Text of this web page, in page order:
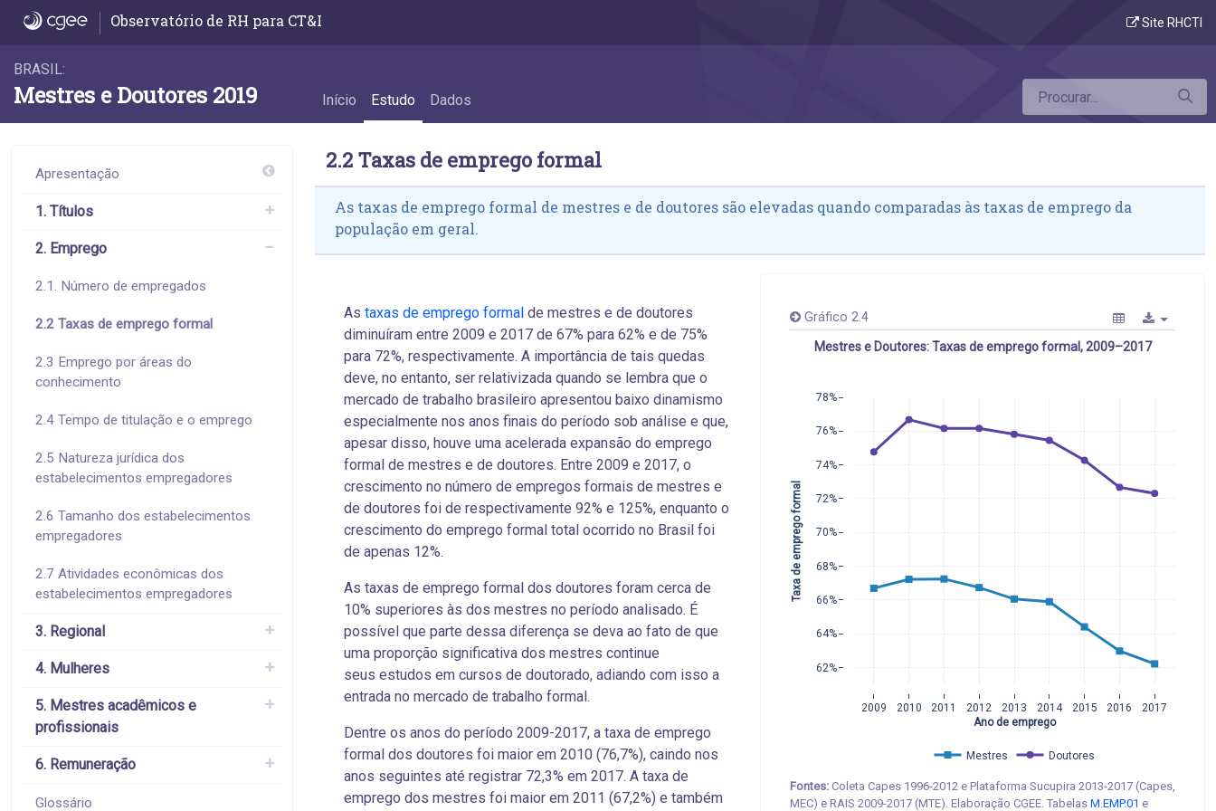
2.2 Taxas de emprego formal - 2.2 Taxas de emprego formal
Observatório de RH para CT&I Site RHCTI
BRASIL:
Mestres e Doutores 2019 Início Estudo Dados
Apresentação
1. Títulos
2. Emprego
2.1. Número de empregados
2.2 Taxas de emprego formal
2.3 Emprego por áreas do
conhecimento
2.4 Tempo de titulação e o emprego
2.5 Natureza jurídica dos
estabelecimentos empregadores
2.6 Tamanho dos estabelecimentos
empregadores
2.7 Atividades econômicas dos
estabelecimentos empregadores
3. Regional
4. Mulheres
5. Mestres acadêmicos e
profissionais
6. Remuneração
Glossário
2.2 Taxas de emprego formal
As taxas de emprego formal de mestres e de doutores são elevadas quando comparadas às taxas de emprego da
população em geral.
As taxas de emprego formal de mestres e de doutores
diminuíram entre 2009 e 2017 de 67% para 62% e de 75%
para 72%, respectivamente. A importância de tais quedas
deve, no entanto, ser relativizada quando se lembra que o
mercado de trabalho brasileiro apresentou baixo dinamismo
especialmente nos anos finais do período sob análise e que,
apesar disso, houve uma acelerada expansão do emprego
formal de mestres e de doutores. Entre 2009 e 2017, o
crescimento no número de empregos formais de mestres e
de doutores foi de respectivamente 92% e 125%, enquanto o
crescimento do emprego formal total ocorrido no Brasil foi
de apenas 12%.
As taxas de emprego formal dos doutores foram cerca de
10% superiores às dos mestres no período analisado. É
possível que parte dessa diferença se deva ao fato de que
uma proporção significativa dos mestres continue
seus estudos em cursos de doutorado, adiando com isso a
entrada no mercado de trabalho formal.
Dentre os anos do período 2009-2017, a taxa de emprego
formal dos doutores foi maior em 2010 (76,7%), caindo nos
anos seguintes até registrar 72,3% em 2017. A taxa de
emprego dos mestres foi maior em 2011 (67,2%) e também
Gráfico 2.4
Mestres e Doutores: Taxas de emprego formal, 2009–2017
2009 2010 2011 2012 2013 2014 2015 2016 2017
62%
64%
66%
68%
70%
72%
74%
76%
78%
Mestres Doutores
Ano de emprego
Taxa de emprego formal
Fontes: Coleta Capes 1996-2012 e Plataforma Sucupira 2013-2017 (Capes,
MEC) e RAIS 2009-2017 (MTE). Elaboração CGEE. Tabelas M.EMP.01 e